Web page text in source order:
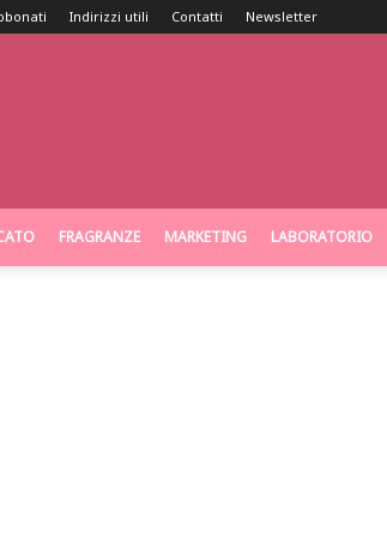
Indirizzi utili Contatti Newsletter
FRAGRANZE MARKETING LABORATORIO